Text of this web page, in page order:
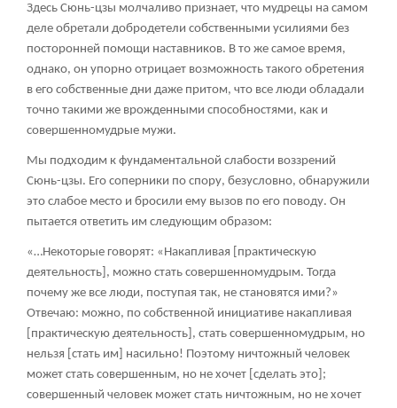
Здесь Сюнь-цзы молчаливо признает, что мудрецы на самом
деле обретали добродетели собственными усилиями без
посторонней помощи наставников. В то же самое время,
однако, он упорно отрицает возможность такого обретения
в его собственные дни даже притом, что все люди обладали
точно такими же врожденными способностями, как и
совершенномудрые мужи.
Мы подходим к фундаментальной слабости воззрений
Сюнь-цзы. Его соперники по спору, безусловно, обнаружили
это слабое место и бросили ему вызов по его поводу. Он
пытается ответить им следующим образом:
«…Некоторые говорят: «Накапливая [практическую
деятельность], можно стать совершенномудрым. Тогда
почему же все люди, поступая так, не становятся ими?»
Отвечаю: можно, по собственной инициативе накапливая
[практическую деятельность], стать совершенномудрым, но
нельзя [стать им] насильно! Поэтому ничтожный человек
может стать совершенным, но не хочет [сделать это];
совершенный человек может стать ничтожным, но не хочет